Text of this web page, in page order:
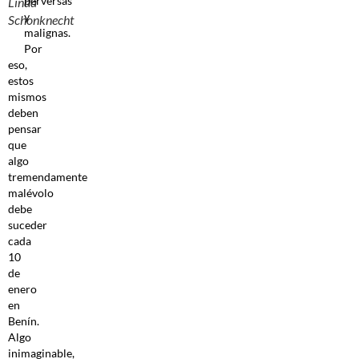
Schonknecht
y
malignas.
Por
eso,
estos
mismos
deben
pensar
que
algo
tremendamente
malévolo
debe
suceder
cada
10
de
enero
en
Benín.
Algo
inimaginable,